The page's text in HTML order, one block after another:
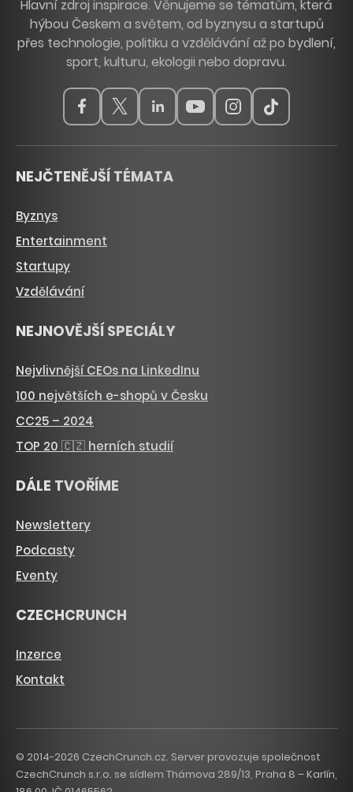
Hlavní zdroj inspirace. Věnujeme se tématům, která
hýbou Českem a světem, od byznysu a startupů
přes technologie, politiku a vzdělávání až po bydlení,
sport, kulturu, ekologii nebo dopravu.
NEJČTENĚJŠÍ TÉMATA
Byznys
Entertainment
Startupy
Vzdělávání
NEJNOVĚJŠÍ SPECIÁLY
Nejvlivnější CEOs na LinkedInu
100 největších e-shopů v Česku
CC25 – 2024
TOP 20 🇨🇿 herních studií
DÁLE TVOŘÍME
Newslettery
Podcasty
Eventy
CZECHCRUNCH
Inzerce
Kontakt
© 2014-2026 CzechCrunch.cz. Server provozuje společnost
CzechCrunch s.r.o. se sídlem Thámova 289/13, Praha 8 – Karlín,